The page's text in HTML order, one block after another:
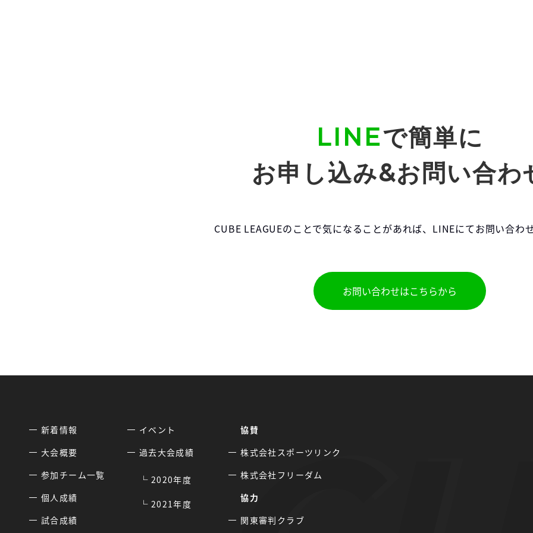
LINEで簡単に
お申し込み&お問い合わ
CUBE LEAGUEのことで気になることがあれば、LINEにてお問い合わ
お問い合わせはこちらから
新着情報
大会概要
参加チーム一覧
個人成績
試合成績
イベント
過去大会成績
2020年度
2021年度
協賛
株式会社スポーツリンク
株式会社フリーダム
協力
関東審判クラブ